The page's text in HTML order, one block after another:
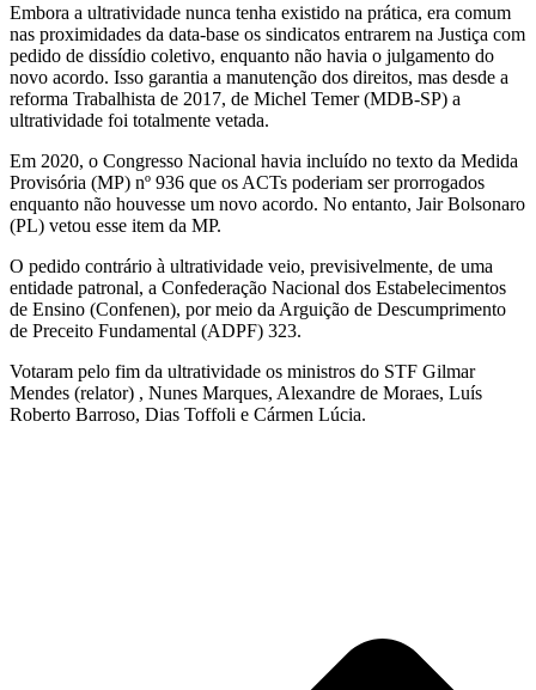
Embora a ultratividade nunca tenha existido na prática, era comum
nas proximidades da data-base os sindicatos entrarem na Justiça com
pedido de dissídio coletivo, enquanto não havia o julgamento do
novo acordo. Isso garantia a manutenção dos direitos, mas desde a
reforma Trabalhista de 2017, de Michel Temer (MDB-SP) a
ultratividade foi totalmente vetada.
Em 2020, o Congresso Nacional havia incluído no texto da Medida
Provisória (MP) nº 936 que os ACTs poderiam ser prorrogados
enquanto não houvesse um novo acordo. No entanto, Jair Bolsonaro
(PL) vetou esse item da MP.
O pedido contrário à ultratividade veio, previsivelmente, de uma
entidade patronal, a Confederação Nacional dos Estabelecimentos
de Ensino (Confenen), por meio da Arguição de Descumprimento
de Preceito Fundamental (ADPF) 323.
Votaram pelo fim da ultratividade os ministros do STF Gilmar
Mendes (relator) , Nunes Marques, Alexandre de Moraes, Luís
Roberto Barroso, Dias Toffoli e Cármen Lúcia.